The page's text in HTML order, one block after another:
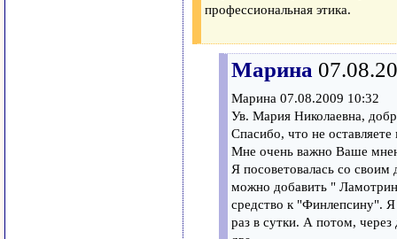
профессиональная этика.
Марина
Марина 07.08.2009 10:32
Ув. Мария Николаевна,
Спасибо, что не
Мне очень важно Ваше
Я посоветовалась со
можно добавить "
средство к "Финлепсину".
раз в сутки. А потом, через